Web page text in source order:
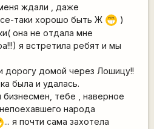
ждали , даже
таки хорошо быть Ж ;D )
она не отдала мне
я встретила ребят и мы
дорогу домой через Лошицу!!
была и удалась.
бизнесмен, тебе , наверное
народа
... я почти сама захотела